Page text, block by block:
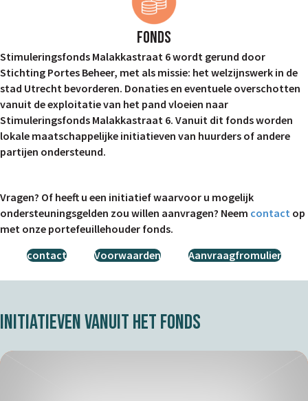
Fonds
Stimuleringsfonds Malakkastraat 6 wordt gerund door
Stichting Portes Beheer, met als missie: het welzijnswerk in de
stad Utrecht bevorderen. Donaties en eventuele overschotten
vanuit de exploitatie van het pand vloeien naar
Stimuleringsfonds Malakkastraat 6. Vanuit dit fonds worden
lokale maatschappelijke initiatieven van huurders of andere
partijen ondersteund.
Vragen? Of heeft u een initiatief waarvoor u mogelijk
ondersteuningsgelden zou willen aanvragen? Neem contact op
met onze portefeuillehouder fonds.
contact
Voorwaarden Aanvraagfromulier
Initiatieven Vanuit Het Fonds